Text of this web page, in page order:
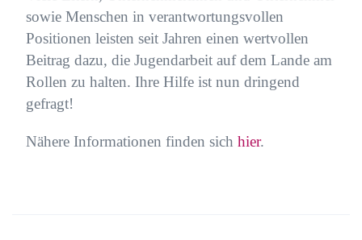
sowie Menschen in verantwortungsvollen
Positionen leisten seit Jahren einen wertvollen
Beitrag dazu, die Jugendarbeit auf dem Lande am
Rollen zu halten. Ihre Hilfe ist nun dringend
gefragt!
Nähere Informationen finden sich hier.